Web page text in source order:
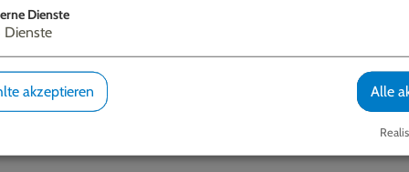
Dienste
Dienste
akzeptieren Alle